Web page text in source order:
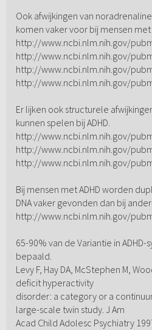
Ook afwijkingen van
komen vaker voor bij mensen met
http://www.ncbi.nlm.nih.gov/
http://www.ncbi.nlm.nih.gov/
http://www.ncbi.nlm.nih.gov/
http://www.ncbi.nlm.nih.gov/
Er lijken ook structurele
kunnen spelen bij ADHD.
http://www.ncbi.nlm.nih.gov/
http://www.ncbi.nlm.nih.gov/
http://www.ncbi.nlm.nih.gov/
Bij mensen met ADHD worden
DNA vaker gevonden dan bij
http://www.ncbi.nlm.nih.gov/
65-90% van de Variantie in
bepaald.
Levy F, Hay DA, McStephen M,
deficit hyperactivity
disorder: a category or a
large-scale twin study. J Am
Acad Child Adolesc Psychiatry